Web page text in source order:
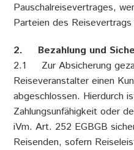
Pauschalreisevertrages,
Parteien des
2. Bezahlung und
2.1 Zur Absicherung
Reiseveranstalter einen
abgeschlossen. Hierdurch
Zahlungsunfähigkeit oder
iVm. Art. 252 EGBGB
Reisenden, sofern